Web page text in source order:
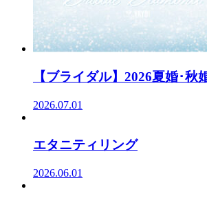
【ブライダル】2026夏婚･秋
2026.07.01
エタニティリング
2026.06.01